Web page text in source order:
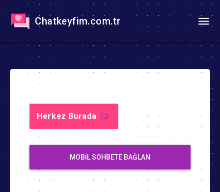
Chatkeyfim.com.tr
Herkez Burada
MOBIL SOHBETE BAĞLAN